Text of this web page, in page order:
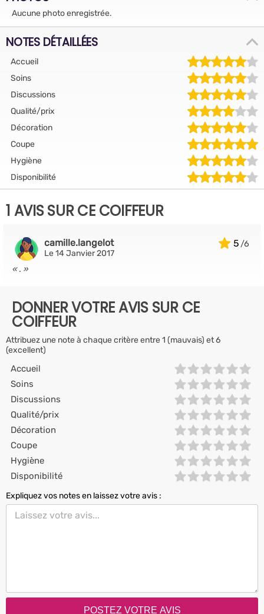
Aucune photo enregistrée.
NOTES DÉTAILLÉES
Accueil
Soins
Discussions
Qualité/prix
Décoration
Coupe
Hygiène
Disponibilité
1 AVIS SUR CE COIFFEUR
5
camille.langelot
Le 14 Janvier 2017
.
DONNER VOTRE AVIS SUR CE
COIFFEUR
Attribuez une note à chaque critère entre 1 (mauvais) et 6
(excellent)
Accueil
Soins
Discussions
Qualité/prix
Décoration
Coupe
Hygiène
Disponibilité
Expliquez vos notes en laissez votre avis :